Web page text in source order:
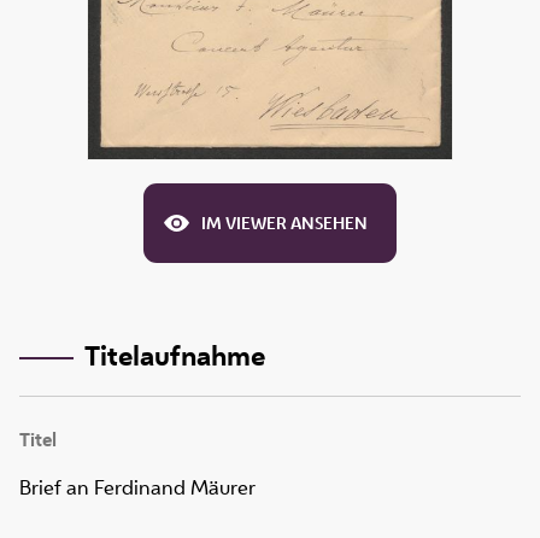
IM VIEWER ANSEHEN
Titelaufnahme
Titel
Brief an Ferdinand Mäurer